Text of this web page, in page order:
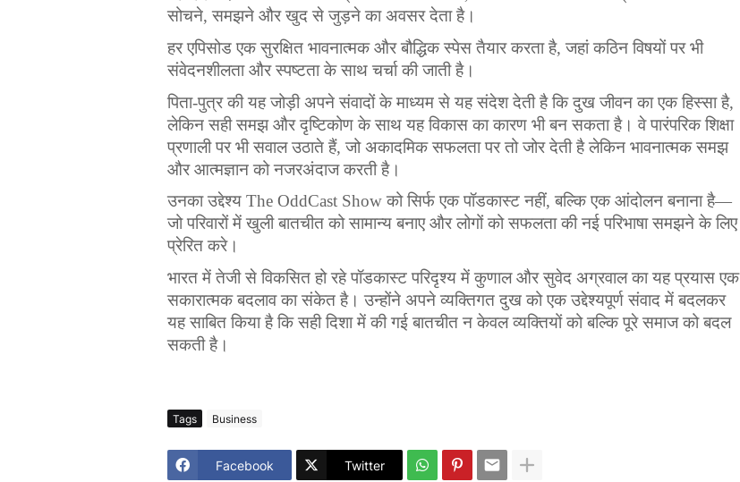
सोचने, समझने और खुद से जुड़ने का अवसर देता है।
हर एपिसोड एक सुरक्षित भावनात्मक और बौद्धिक स्पेस तैयार करता है, जहां कठिन विषयों पर भी
संवेदनशीलता और स्पष्टता के साथ चर्चा की जाती है।
पिता-पुत्र की यह जोड़ी अपने संवादों के माध्यम से यह संदेश देती है कि दुख जीवन का एक हिस्सा है
लेकिन सही समझ और दृष्टिकोण के साथ यह विकास का कारण भी बन सकता है। वे पारंपरिक शिक्षा
प्रणाली पर भी सवाल उठाते हैं, जो अकादमिक सफलता पर तो जोर देती है लेकिन भावनात्मक समझ
और आत्मज्ञान को नजरअंदाज करती है।
उनका उद्देश्य The OddCast Show को सिर्फ एक पॉडकास्ट नहीं, बल्कि एक आंदोलन बनाना है—
जो परिवारों में खुली बातचीत को सामान्य बनाए और लोगों को सफलता की नई परिभाषा समझने के लिए
प्रेरित करे।
भारत में तेजी से विकसित हो रहे पॉडकास्ट परिदृश्य में कुणाल और सुवेद अग्रवाल का यह प्रयास एक
सकारात्मक बदलाव का संकेत है। उन्होंने अपने व्यक्तिगत दुख को एक उद्देश्यपूर्ण संवाद में बदलकर
यह साबित किया है कि सही दिशा में की गई बातचीत न केवल व्यक्तियों को बल्कि पूरे समाज को बदल
सकती है।
Tags Business
Facebook Twitter